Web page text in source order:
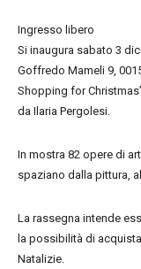
Ingresso libero
Si inaugura sabato 3
Goffredo Mameli 9,
Shopping for
da Ilaria Pergolesi.
In mostra 82 opere di
spaziano dalla pittura,
La rassegna intende
la possibilità di
Natalizie.